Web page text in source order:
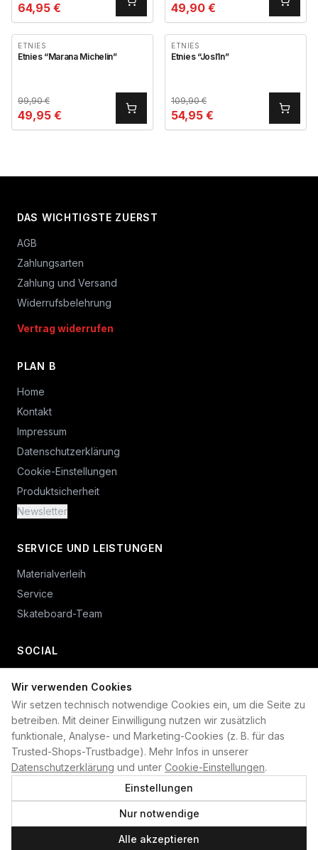
Wir verwenden Cookies
Wir setzen technisch notwendige Cookies ein, um die Seite zu
betreiben. Mit deiner Einwilligung nutzen wir zusätzlich
funktionale, Analyse- und Marketing-Cookies (z. B. für das
Trusted-Shops-Trustbadge). Mehr Infos in unserer
Datenschutzerklärung und unter Cookie-Einstellungen.
Einstellungen
Nur notwendige
Alle akzeptieren
64,95 € 49,90 €
ETNIES
Etnies “Marana Michelin”
99,90€
49,95 €
ETNIES
Etnies “Josl1n”
109,90€
54,95 €
DAS WICHTIGSTE ZUERST
AGB
Zahlungsarten
Zahlung und Versand
Widerrufsbelehrung
Vertrag widerrufen
PLAN B
Home
Kontakt
Impressum
Datenschutzerklärung
Cookie-Einstellungen
Produktsicherheit
Newsletter
SERVICE UND LEISTUNGEN
Materialverleih
Service
Skateboard-Team
SOCIAL
+49 234 687 00 38
shop@plan-b-funsport.de
Sichere Zahlung mit:
©2026Plan B. Alle Rechte vorbehalten.